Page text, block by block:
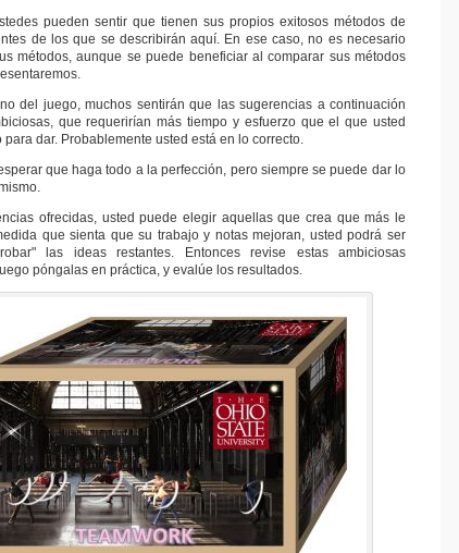
pueden sentir que tienen sus propios exitosos métodos de
de los que se describirán aquí. En ese caso, no es necesario
métodos, aunque se puede beneficiar al comparar sus métodos
del juego, muchos sentirán que las sugerencias a continuación
que requerirían más tiempo y esfuerzo que el que usted
para dar. Probablemente usted está en lo correcto.
que haga todo a la perfección, pero siempre se puede dar lo
ofrecidas, usted puede elegir aquellas que crea que más le
que sienta que su trabajo y notas mejoran, usted podrá ser
las ideas restantes. Entonces revise estas ambiciosas
póngalas en práctica, y evalúe los resultados.